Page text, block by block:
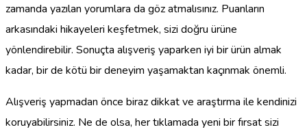
zamanda yazılan yorumlara da göz atmalısınız. Puanların
arkasındaki hikayeleri keşfetmek, sizi doğru ürüne
yönlendirebilir. Sonuçta alışveriş yaparken iyi bir ürün almak
kadar, bir de kötü bir deneyim yaşamaktan kaçınmak önemli.
Alışveriş yapmadan önce biraz dikkat ve araştırma ile kendinizi
koruyabilirsiniz. Ne de olsa, her tıklamada yeni bir fırsat sizi